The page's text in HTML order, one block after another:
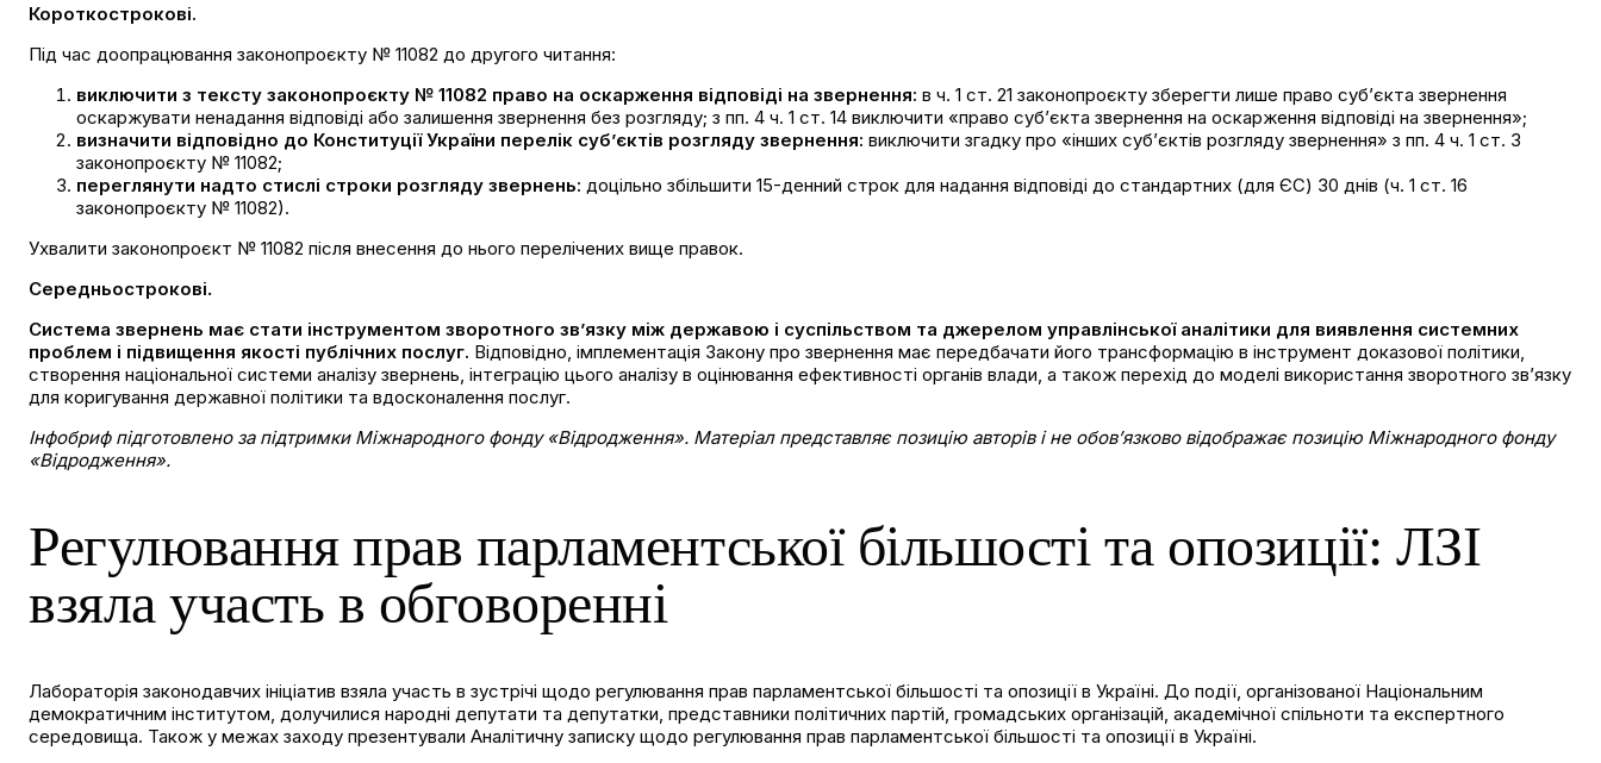
Короткострокові.
Під час доопрацювання законопроєкту № 11082 до другого читання:
виключити з тексту законопроєкту № 11082 право на оскарження відповіді на звернення: в ч. 1 ст. 21 законопроєкту зберегти лише право суб’єкта звернення
оскаржувати ненадання відповіді або залишення звернення без розгляду; з пп. 4 ч. 1 ст. 14 виключити «право суб’єкта звернення на оскарження відповіді на звернення»;
визначити відповідно до Конституції України перелік суб’єктів розгляду звернення: виключити згадку про «інших суб’єктів розгляду звернення» з пп. 4 ч. 1 ст. 3
законопроєкту № 11082;
переглянути надто стислі строки розгляду звернень: доцільно збільшити 15-денний строк для надання відповіді до стандартних (для ЄС) 30 днів (ч. 1 ст. 16
законопроєкту № 11082).
Ухвалити законопроєкт № 11082 після внесення до нього перелічених вище правок.
Середньострокові.
Система звернень має стати інструментом зворотного зв’язку між державою і суспільством та джерелом управлінської аналітики для виявлення системних
проблем і підвищення якості публічних послуг. Відповідно, імплементація Закону про звернення має передбачати його трансформацію в інструмент доказової політики,
створення національної системи аналізу звернень, інтеграцію цього аналізу в оцінювання ефективності органів влади, а також перехід до моделі використання зворотного зв’язку
для коригування державної політики та вдосконалення послуг.
Інфобриф підготовлено за підтримки Міжнародного фонду «Відродження». Матеріал представляє позицію авторів і не обов’язково відображає позицію Міжнародного фонду
«Відродження».
Регулювання прав парламентської більшості та опозиції: ЛЗІ
взяла участь в обговоренні
Лабораторія законодавчих ініціатив взяла участь в зустрічі щодо регулювання прав парламентської більшості та опозиції в Україні. До події, організованої Національним
демократичним інститутом, долучилися народні депутати та депутатки, представники політичних партій, громадських організацій, академічної спільноти та експертного
середовища. Також у межах заходу презентували Аналітичну записку щодо регулювання прав парламентської більшості та опозиції в Україні.